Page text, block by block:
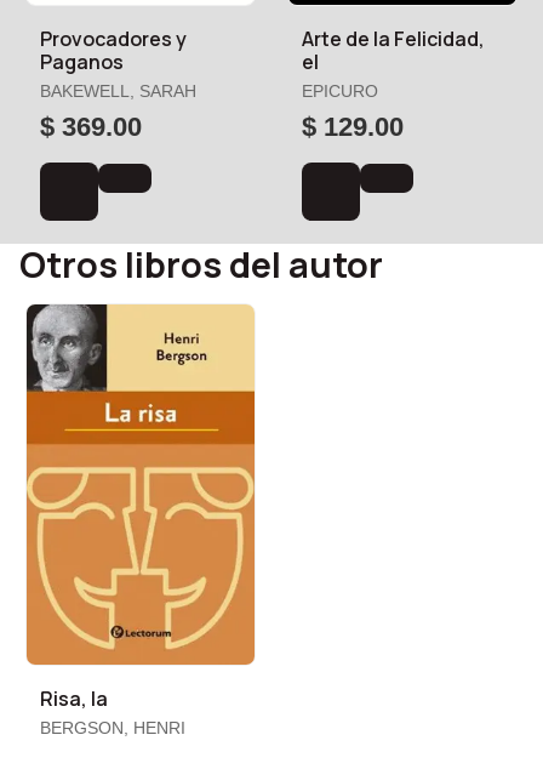
Provocadores y
Paganos
BAKEWELL, SARAH
$ 369.00
Arte de la Felicidad,
el
EPICURO
$ 129.00
Otros libros del autor
Risa, la
BERGSON, HENRI